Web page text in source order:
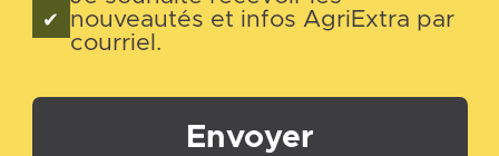
nouveautés et infos AgriExtra par
courriel.
Envoyer